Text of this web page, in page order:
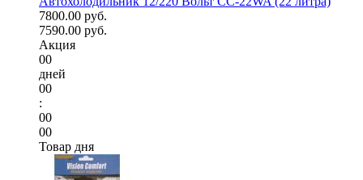
7800.00 руб.
7590.00 руб.
Акция
00
дней
00
:
00
00
Товар дня